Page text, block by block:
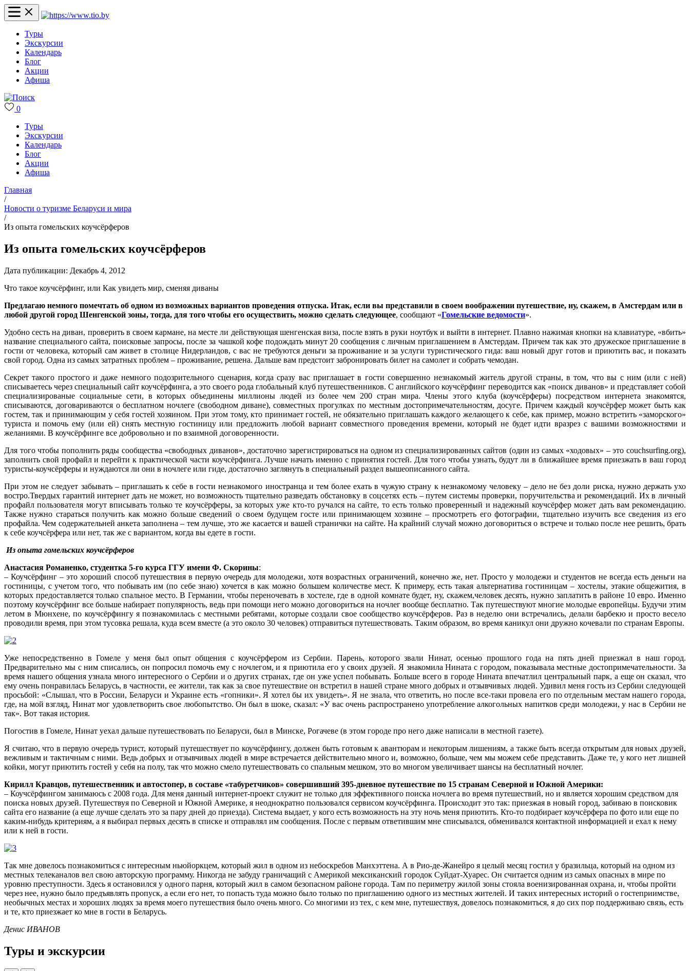
Туры
Экскурсии
Календарь
Блог
Акции
Афиша
0
Туры
Экскурсии
Календарь
Блог
Акции
Афиша
Главная
/
Новости о туризме Беларуси и мира
/
Из опыта гомельских коучсёрферов
Из опыта гомельских коучсёрферов
Дата публикации: Декабрь 4, 2012
Что такое коучсёрфинг, или Как увидеть мир, сменяя диваны
Предлагаю немного помечтать об одном из возможных вариантов проведения отпуска. Итак, если вы представили в своем воображении путешествие, ну, скажем, в Амстердам или в
любой другой город Шенгенской зоны, тогда, для того чтобы его осуществить, можно сделать следующее, сообщают «Гомельские ведомости».
Удобно сесть на диван, проверить в своем кармане, на месте ли действующая шенгенская виза, после взять в руки ноутбук и выйти в интернет. Плавно нажимая кнопки на клавиатуре, «вбить»
название специального сайта, поисковые запросы, после за чашкой кофе подождать минут 20 сообщения с личным приглашением в Амстердам. Причем так как это дружеское приглашение в
гости от человека, который сам живет в столице Нидерландов, с вас не требуются деньги за проживание и за услуги туристического гида: ваш новый друг готов и приютить вас, и показать
свой город. Одна из самых затратных проблем – проживание, решена. Дальше вам предстоит забронировать билет на самолет и собрать чемодан.
Секрет такого простого и даже немного подозрительного сценария, когда сразу вас приглашает в гости совершенно незнакомый житель другой страны, в том, что вы с ним (или с ней)
списываетесь через специальный сайт коучсёрфинга, а это своего рода глобальный клуб путешественников. С английского коучсёрфинг переводится как «поиск диванов» и представляет собой
специализированые социальные сети, в которых объединены миллионы людей из более чем 200 стран мира. Члены этого клуба (коучсёрферы) посредством интернета знакомятся,
списываются, договариваются о бесплатном ночлеге (свободном диване), совместных прогулках по местным достопримечательностям, досуге. Причем каждый коучсёрфер может быть как
гостем, так и принимающим у себя гостей хозяином. При этом тому, кто принимает гостей, не обязательно приглашать каждого желающего к себе, как пример, можно встретить «заморского»
туриста и помочь ему (или ей) снять местную гостиницу или предложить любой вариант совместного проведения времени, который не будет идти вразрез с вашими возможностями и
желаниями. В коучсёрфинге все добровольно и по взаимной договоренности.
Для того чтобы пополнить ряды сообщества «свободных диванов», достаточно зарегистрироваться на одном из специализированных сайтов (один из самых «ходовых» – это сouchsurfing.org),
заполнить свой профайл и перейти к практической части коучсёрфинга. Лучше начать именно с принятия гостей. Для того чтобы узнать, будут ли в ближайшее время приезжать в ваш город
туристы-коучсёрферы и нуждаются ли они в ночлеге или гиде, достаточно заглянуть в специальный раздел вышеописанного сайта.
При этом не следует забывать – приглашать к себе в гости незнакомого иностранца и тем более ехать в чужую страну к незнакомому человеку – дело не без доли риска, нужно держать ухо
востро.Твердых гарантий интернет дать не может, но возможность тщательно разведать обстановку в соцсетях есть – путем системы проверки, поручительства и рекомендаций. Их в личный
профайл пользователя могут вписывать только те коучсёрферы, за которых уже кто-то ручался на сайте, то есть только проверенный и надежный коучсёрфер может дать вам рекомендацию.
Также нужно стараться получить как можно больше сведений о своем будущем госте или принимающем хозяине – просмотреть его фотографии, тщательно изучить все сведения из его
профайла. Чем содержательней анкета заполнена – тем лучше, это же касается и вашей странички на сайте. На крайний случай можно договориться о встрече и только после нее решить, брать
к себе коучсёрфера или нет, так же с вариантом, когда вы едете в гости.
Из опыта гомельских коучсёрферов
Анастасия Романенко, студентка 5-го курса ГГУ имени Ф. Скорины:
– Коучсёрфинг – это хороший способ путешествия в первую очередь для молодежи, хотя возрастных ограничений, конечно же, нет. Просто у молодежи и студентов не всегда есть деньги на
гостиницы, с учетом того, что побывать им (по себе знаю) хочется в как можно большем количестве мест. К примеру, есть такая альтернатива гостиницам – хостелы, этакие общежития, в
которых предоставляется только спальное место. В Германии, чтобы переночевать в хостеле, где в одной комнате будет, ну, скажем,человек десять, нужно заплатить в районе 10 евро. Именно
поэтому коучсёрфинг все больше набирает популярность, ведь при помощи него можно договориться на ночлег вообще бесплатно. Так путешествуют многие молодые европейцы. Будучи этим
летом в Мюнхене, по коучсёрфингу я познакомилась с местными ребятами, которые создали свое сообщество коучсёрферов. Раз в неделю они встречались, делали барбекю и просто весело
проводили время, при этом тусовка решала, куда всем вместе (а это около 30 человек) отправиться путешествовать. Таким образом, во время каникул они дружно кочевали по странам Европы.
Уже непосредственно в Гомеле у меня был опыт общения с коучсёрфером из Сербии. Парень, которого звали Нинат, осенью прошлого года на пять дней приезжал в наш город.
Предварительно мы с ним списались, он попросил помочь ему с ночлегом, и я приютила его у своих друзей. Я знакомила Нината с городом, показывала местные достопримечательности. За
время нашего общения узнала много интересного о Сербии и о других странах, где он уже успел побывать. Больше всего в городе Нината впечатлил центральный парк, а еще он сказал, что
ему очень понравилась Беларусь, в частности, ее жители, так как за свое путешествие он встретил в нашей стране много добрых и отзывчивых людей. Удивил меня гость из Сербии следующей
просьбой: «Слышал, что в России, Беларуси и Украине есть «гопники». Я хотел бы их увидеть». Я не знала, что ответить, но после все-таки провела его по отдельным местам нашего города,
где, на мой взгляд, Нинат мог удовлетворить свое любопытство. Он был в шоке, сказал: «У вас очень распространено употребление алкогольных напитков среди молодежи, у нас в Сербии не
так». Вот такая история.
Погостив в Гомеле, Нинат уехал дальше путешествовать по Беларуси, был в Минске, Рогачеве (в этом городе про него даже написали в местной газете).
Я считаю, что в первую очередь турист, который путешествует по коучсёрфингу, должен быть готовым к авантюрам и некоторым лишениям, а также быть всегда открытым для новых друзей,
вежливым и тактичным с ними. Ведь добрых и отзывчивых людей в мире встречается действительно много и, возможно, больше, чем мы можем себе представить. Даже те, у кого нет лишней
койки, могут приютить гостей у себя на полу, так что можно смело путешествовать со спальным мешком, это во многом увеличивает шансы на бесплатный ночлег.
Кирилл Кравцов, путешественник и автостопер, в составе «табуретчиков» совершивший 395-дневное путешествие по 15 странам Северной и Южной Америки:
– Коучсёрфингом занимаюсь с 2008 года. Для меня данный интернет-проект служит не только для эффективного поиска ночлега во время путешествий, но и является хорошим средством для
поиска новых друзей. Путешествуя по Северной и Южной Америке, я неоднократно пользовался сервисом коучсёрфинга. Происходит это так: приезжая в новый город, забиваю в поисковик
сайта его название (а еще лучше сделать это за пару дней до приезда). Система выдает, у кого есть возможность на эту ночь меня приютить. Кто-то подбирает коучсёрфера по фото или еще по
каким-нибудь критериям, а я выбирал первых десять в списке и отправлял им сообщения. После с первым ответившим мне списывался, обменивался контактной информацией и ехал к нему
или к ней в гости.
Так мне довелось познакомиться с интересным ньюйоркцем, который жил в одном из небоскребов Манхэттена. А в Рио-де-Жанейро я целый месяц гостил у бразильца, который на одном из
местных телеканалов вел свою авторскую программу. Никогда не забуду граничащий с Америкой мексиканский городок Суйдат-Хуарес. Он считается одним из самых опасных в мире по
уровню преступности. Здесь я остановился у одного парня, который жил в самом безопасном районе города. Там по периметру жилой зоны стояла военизированная охрана, и, чтобы пройти
через нее, нужно было предъявлять пропуск, а если его нет, то попасть туда можно было только по приглашению одного из местных жителей. И таких интересных историй о гостеприимстве,
необычных местах и хороших людях за время моего путешествия было очень много. Со многими из тех, с кем мне, путешествуя, довелось познакомиться, я до сих пор поддерживаю связь, есть
и те, кто приезжает ко мне в гости в Беларусь.
Денис ИВАНОВ
Туры и экскурсии